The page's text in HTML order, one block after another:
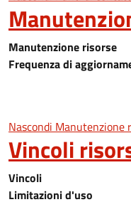
Manutenzione risorse
Frequenza di
Nascondi Manutenzione
Vincoli
Vincoli
Limitazioni d'uso